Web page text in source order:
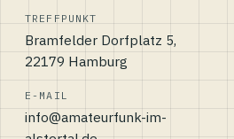
TREFFPUNKT
Bramfelder Dorfplatz 5,
22179 Hamburg
E-MAIL
info@amateurfunk-im-